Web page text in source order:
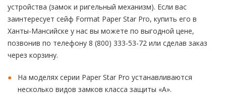
устройства (замок и ригельный механизм). Если вас
заинтересует сейф Format Paper Star Pro, купить его в
Ханты-Мансийске у нас вы можете по выгодной цене,
позвонив по телефону 8 (800) 333-53-72 или сделав заказ
через корзину.
На моделях серии Paper Star Pro устанавливаются
несколько видов замков класса защиты «А».